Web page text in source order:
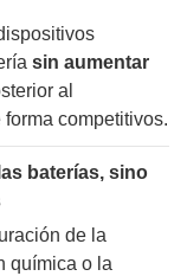
sin aumentar
al
competitivos.
baterías, sino
de la
química o la